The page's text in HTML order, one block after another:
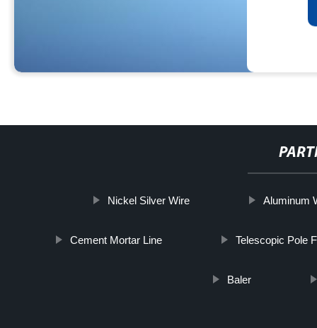
Nickel Silver Wire Aluminum
Cement Mortar Line Telescopic Pole
Baler